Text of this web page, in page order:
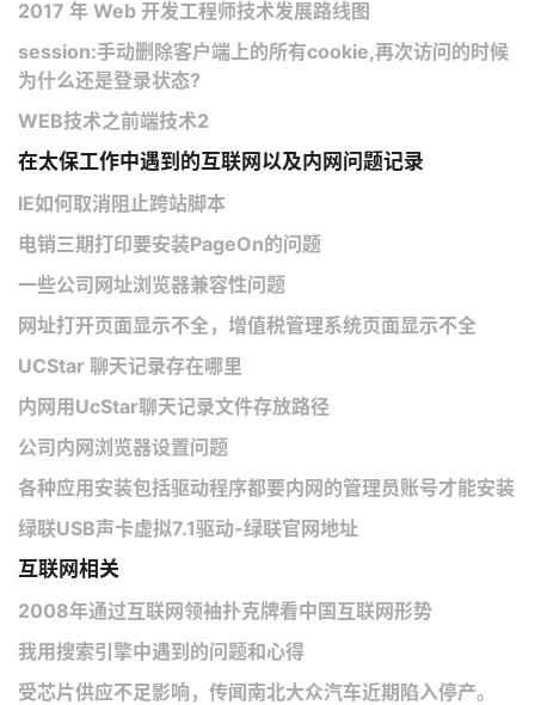
2017 年 Web 开发工程师技术发展路线图
session:手动删除客户端上的所有cookie,再次访问的时候
为什么还是登录状态?
WEB技术之前端技术2
在太保工作中遇到的互联网以及内网问题记录
IE如何取消阻止跨站脚本
电销三期打印要安装PageOn的问题
一些公司网址浏览器兼容性问题
网址打开页面显示不全，增值税管理系统页面显示不全
​UCStar 聊天记录存在哪里
内网用UcStar聊天记录文件存放路径
公司内网浏览器设置问题
各种应用安装包括驱动程序都要内网的管理员账号才能安装
绿联USB声卡虚拟7.1驱动-绿联官网地址
互联网相关
2008年通过互联网领袖扑克牌看中国互联网形势
我用搜索引擎中遇到的问题和心得
受芯片供应不足影响，传闻南北大众汽车近期陷入停产。